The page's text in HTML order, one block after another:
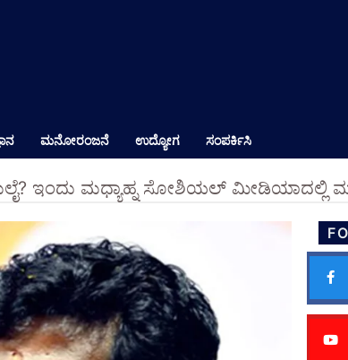
ಮನೋರಂಜನೆ ಉದ್ಯೋಗ ಸಂಪರ್ಕಿಸಿ
ಇಂದು ಮಧ್ಯಾಹ್ನ ಸೋಶಿಯಲ್ ಮೀಡಿಯಾದಲ್ಲಿ